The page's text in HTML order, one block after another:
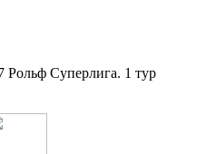
Рольф Суперлига. 1 тур